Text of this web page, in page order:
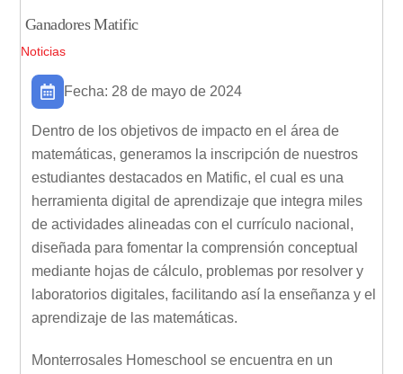
Ganadores Matific
Noticias
Fecha: 28 de mayo de 2024
Dentro de los objetivos de impacto en el área de
matemáticas, generamos la inscripción de nuestros
estudiantes destacados en Matific, el cual es una
herramienta digital de aprendizaje que integra miles
de actividades alineadas con el currículo nacional,
diseñada para fomentar la comprensión conceptual
mediante hojas de cálculo, problemas por resolver y
laboratorios digitales, facilitando así la enseñanza y el
aprendizaje de las matemáticas.
Monterrosales Homeschool se encuentra en un